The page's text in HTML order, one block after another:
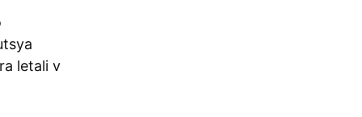
letali v